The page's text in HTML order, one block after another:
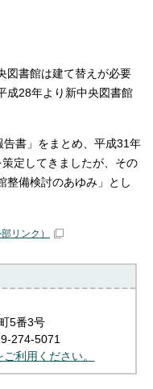
図書館は建て替えが必要
成28年より新中央図書館
書」をまとめ、平成31年
定してきましたが、その
整備検討のあゆみ」とし
部リンク）
5番3号
274-5071
利用ください。